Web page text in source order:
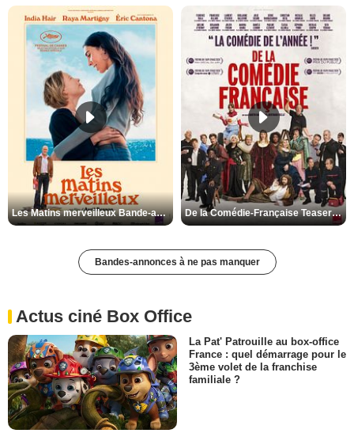
Les Matins merveilleux Bande-annonce VF De la Comédie-Française Teaser VF
Bandes-annonces à ne pas manquer
Actus ciné Box Office
La Pat' Patrouille au box-office
France : quel démarrage pour le
3ème volet de la franchise
familiale ?